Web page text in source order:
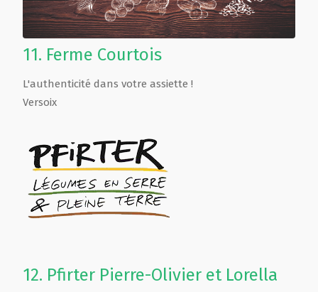
11. Ferme Courtois
L'authenticité dans votre assiette !
Versoix
12. Pfirter Pierre-Olivier et Lorella